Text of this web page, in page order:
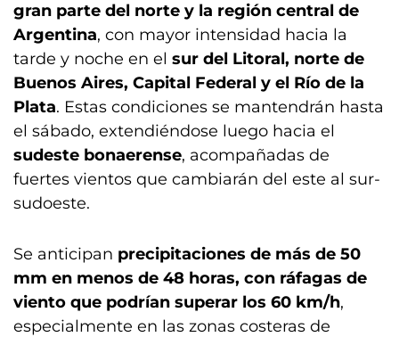
gran parte del norte y la región central de
Argentina, con mayor intensidad hacia la
tarde y noche en el sur del Litoral, norte de
Buenos Aires, Capital Federal y el Río de la
Plata. Estas condiciones se mantendrán hasta
el sábado, extendiéndose luego hacia el
sudeste bonaerense, acompañadas de
fuertes vientos que cambiarán del este al sur-
sudoeste.
Se anticipan precipitaciones de más de 50
mm en menos de 48 horas, con ráfagas de
viento que podrían superar los 60 km/h,
especialmente en las zonas costeras de